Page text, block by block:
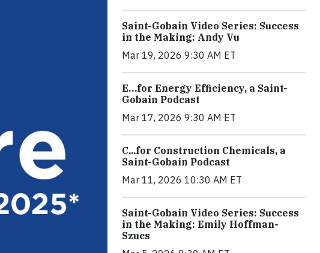
Saint-Gobain Video Series: Success
in the Making: Andy Vu
Mar 19, 2026 9:30 AM ET
E…for Energy Efficiency, a Saint-
Gobain Podcast
Mar 17, 2026 9:30 AM ET
C...for Construction Chemicals, a
Saint-Gobain Podcast
Mar 11, 2026 10:30 AM ET
Saint-Gobain Video Series: Success
in the Making: Emily Hoffman-
Szucs